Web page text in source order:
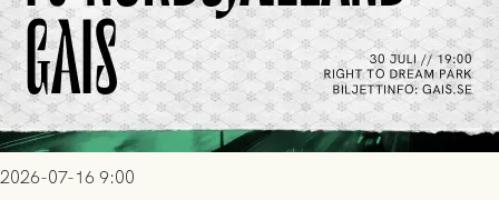
2026-07-16 9:00